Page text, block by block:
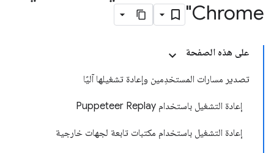
Chrome"
على هذه الصفحة
تصدير مسارات المستخدِمين وإعادة تشغيلها آليًا
إعادة التشغيل باستخدام Puppeteer Replay
إعادة التشغيل باستخدام مكتبات تابعة لجهات خارجية